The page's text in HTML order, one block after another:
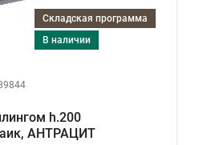
Складская программа
в наличии
h.200
АНТРАЦИТ